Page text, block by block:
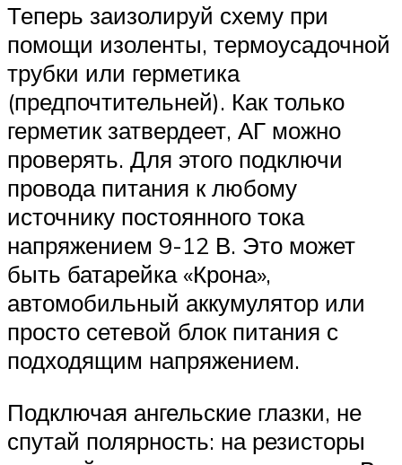
Теперь заизолируй схему при
помощи изоленты, термоусадочной
трубки или герметика
(предпочтительней). Как только
герметик затвердеет, АГ можно
проверять. Для этого подключи
провода питания к любому
источнику постоянного тока
напряжением 9-12 В. Это может
быть батарейка «Крона»,
автомобильный аккумулятор или
просто сетевой блок питания с
подходящим напряжением.
Подключая ангельские глазки, не
спутай полярность: на резисторы